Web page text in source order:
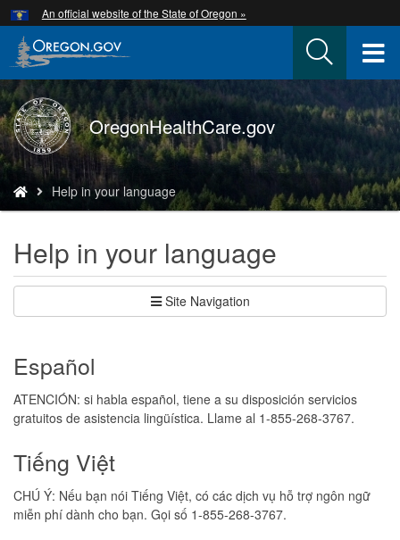
Skip
to
main
content
An official website of the State of Oregon »
Back
to
Home
OregonHealthCare.gov
are
here:
Help in your language
Help in your language
Site Navigation
Español
ATENCIÓN: si habla español, tiene a su disposición servicios
gratuitos de asistencia lingüística. Llame al 1-855-268-3767.
Tiếng Việt
CHÚ Ý: Nếu bạn nói Tiếng Việt, có các dịch vụ hỗ trợ ngôn ngữ
miễn phí dành cho bạn. Gọi số 1-855-268-3767.
Hidden Submit